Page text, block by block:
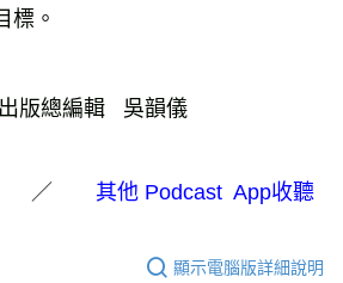
標。
版總編輯   吳韻儀
／ 其他 Podcast App收聽
顯示電腦版詳細說明